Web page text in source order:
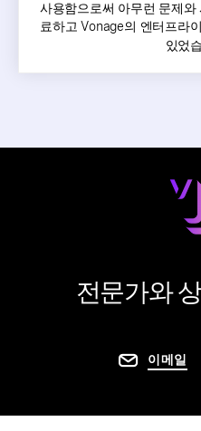
사용함으로써 아무런 문제
료하고 Vonage의 엔터프라
있었
전문가와
이메일